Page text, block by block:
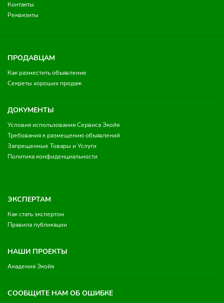
Контакты
Реквизиты
ПРОДАВЦАМ
Как разместить объявление
Секреты хороших продаж
ДОКУМЕНТЫ
Условия использования Сервиса Экойя
Требования к размещению объявлений
Запрещенные Товары и Услуги
Политика конфиденциальности
ЭКСПЕРТАМ
Как стать экспертом
Правила публикации
НАШИ ПРОЕКТЫ
Академия Экойя
СООБЩИТЕ НАМ ОБ ОШИБКЕ